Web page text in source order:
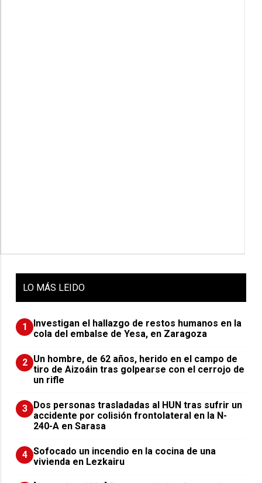
LO MÁS LEIDO
1
Investigan el hallazgo de restos humanos en la
cola del embalse de Yesa, en Zaragoza
2 Un hombre, de 62 años, herido en el campo de
tiro de Aizoáin tras golpearse con el cerrojo de
un rifle
3 ​Dos personas trasladadas al HUN tras sufrir un
accidente por colisión frontolateral en la N-
240-A en Sarasa
4 Sofocado un incendio en la cocina de una
vivienda en Lezkairu